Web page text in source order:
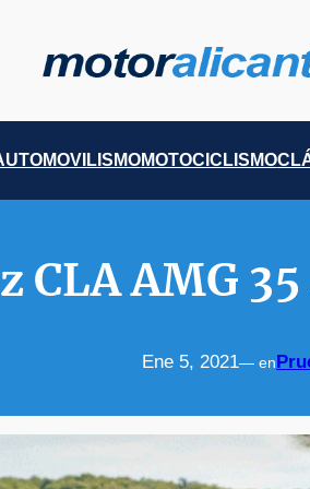
MOTOCICLISMO
CLA AMG
Ene 5, 2021— en